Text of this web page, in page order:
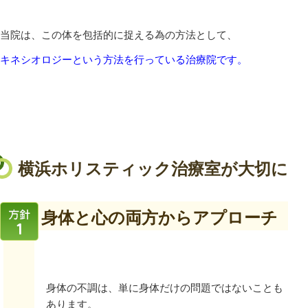
当院は、この体を包括的に捉える為の方法として、
キネシオロジーという方法を行っている治療院です。
横浜ホリスティック治療室が大切
身体と心の両方からアプローチ
身体の不調は、単に身体だけの問題ではないことも
あります。